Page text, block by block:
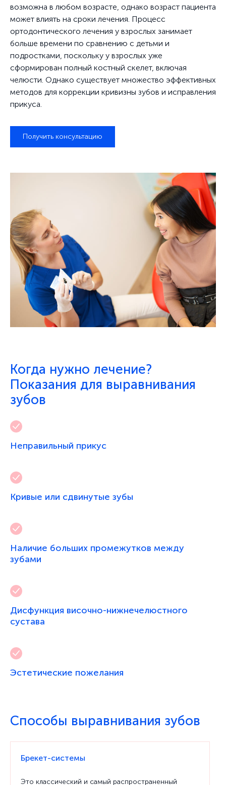
возможна в любом возрасте, однако возраст пациента
может влиять на сроки лечения. Процесс
ортодонтического лечения у взрослых занимает
больше времени по сравнению с детьми и
подростками, поскольку у взрослых уже
сформирован полный костный скелет, включая
челюсти. Однако существует множество эффективных
методов для коррекции кривизны зубов и исправления
прикуса.
Получить консультацию
Когда нужно лечение?
Показания для выравнивания
зубов
Неправильный прикус
Кривые или сдвинутые зубы
Наличие больших промежутков между
зубами
Дисфункция височно-нижнечелюстного
сустава
Эстетические пожелания
Способы выравнивания зубов
Брекет-системы
Это классический и самый распространенный